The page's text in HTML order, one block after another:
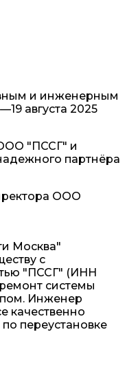
и инженерным
—19 августа 2025
"ПССГ" и
партнёра
ООО
Москва"
с
"ПССГ" (ИНН
системы
Инженер
качественно
переустановке